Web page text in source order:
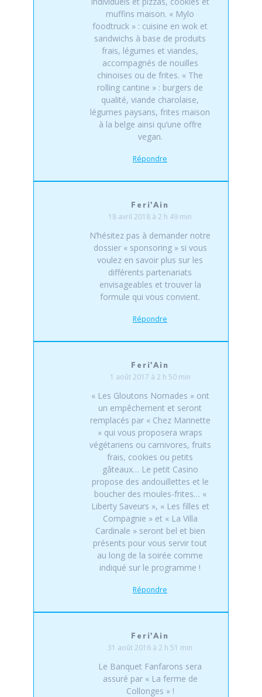
muffins maison. « Mylo
foodtruck » : cuisine en wok et
sandwichs à base de produits
frais, légumes et viandes,
accompagnés de nouilles
chinoises ou de frites. « The
rolling cantine » : burgers de
qualité, viande charolaise,
légumes paysans, frites maison
à la belge ainsi qu’une offre
vegan.
Répondre
Feri'Ain
18 avril 2018 à 2 h 49 min
N’hésitez pas à demander notre
dossier « sponsoring » si vous
voulez en savoir plus sur les
différents partenariats
envisageables et trouver la
formule qui vous convient.
Répondre
Feri'Ain
1 août 2017 à 2 h 50 min
« Les Gloutons Nomades » ont
un empêchement et seront
remplacés par « Chez Marinette
» qui vous proposera wraps
végétariens ou carnivores, fruits
frais, cookies ou petits
gâteaux… Le petit Casino
propose des andouillettes et le
boucher des moules-frites… «
Liberty Saveurs », « Les filles et
Compagnie » et « La Villa
Cardinale » seront bel et bien
présents pour vous servir tout
au long de la soirée comme
indiqué sur le programme !
Répondre
Feri'Ain
31 août 2016 à 2 h 51 min
Le Banquet Fanfarons sera
assuré par « La ferme de
Collonges » !